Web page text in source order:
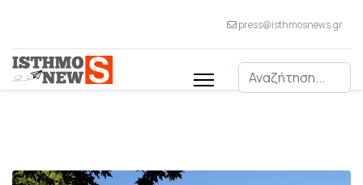
press@isthmosnews.gr
Αναζήτηση